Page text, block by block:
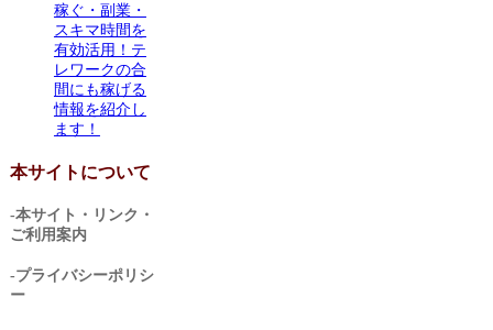
稼ぐ・副業・
スキマ時間を
有効活用！テ
レワークの合
間にも稼げる
情報を紹介し
ます！
本サイトについて
-本サイト・リンク・
ご利用案内
-プライバシーポリシ
ー